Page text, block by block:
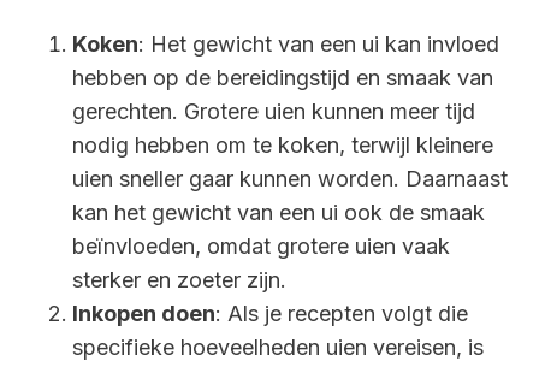
Koken: Het gewicht van een ui kan invloed
hebben op de bereidingstijd en smaak van
gerechten. Grotere uien kunnen meer tijd
nodig hebben om te koken, terwijl kleinere
uien sneller gaar kunnen worden. Daarnaast
kan het gewicht van een ui ook de smaak
beïnvloeden, omdat grotere uien vaak
sterker en zoeter zijn.
Inkopen doen: Als je recepten volgt die
specifieke hoeveelheden uien vereisen, is